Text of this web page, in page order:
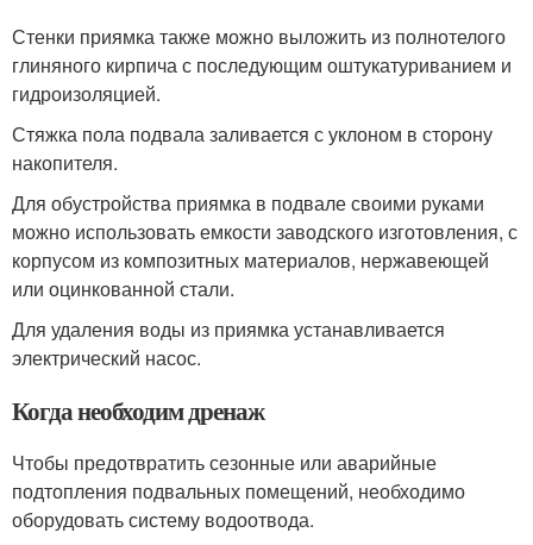
Стенки приямка также можно выложить из полнотелого
глиняного кирпича с последующим оштукатуриванием и
гидроизоляцией.
Стяжка пола подвала заливается с уклоном в сторону
накопителя.
Для обустройства приямка в подвале своими руками
можно использовать емкости заводского изготовления, с
корпусом из композитных материалов, нержавеющей
или оцинкованной стали.
Для удаления воды из приямка устанавливается
электрический насос.
Когда необходим дренаж
Чтобы предотвратить сезонные или аварийные
подтопления подвальных помещений, необходимо
оборудовать систему водоотвода.